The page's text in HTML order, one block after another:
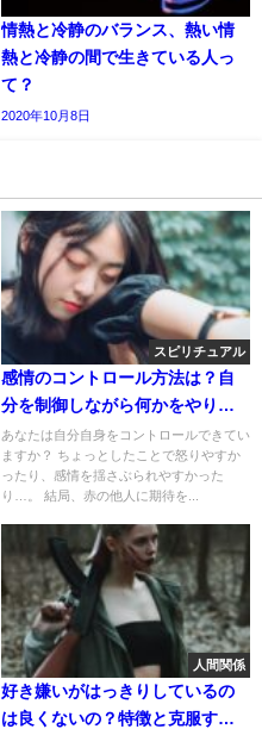
情熱と冷静のバランス、熱い情
熱と冷静の間で生きている人っ
て？
2020年10月8日
スピリチュアル
感情のコントロール方法は？自
分を制御しながら何かをやり続
ける方法
あなたは自分自身をコントロールできてい
ますか？ ちょっとしたことで怒りやすか
ったり、感情を揺さぶられやすかった
り…。 結局、赤の他人に期待を...
人間関係
好き嫌いがはっきりしているの
は良くないの？特徴と克服する